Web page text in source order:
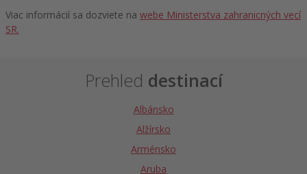
Viac informácií sa dozviete na webe Ministerstva zahranicných vecí
SR.
Prehled destinací
Albánsko
Alžírsko
Arménsko
Aruba